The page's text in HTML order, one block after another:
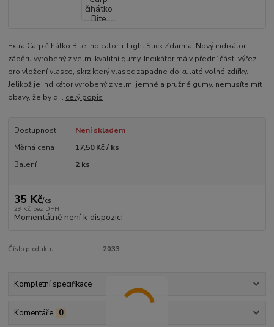
Extra Carp čihátko Bite Indicator + Light Stick Zdarma! Nový indikátor
záběru vyrobený z velmi kvalitní gumy. Indikátor má v přední části výřez
pro vložení vlasce, skrz který vlasec zapadne do kulaté volné zdířky.
Jelikož je indikátor vyrobený z velmi jemné a pružné gumy, nemusíte mít
obavy, že by d... celý popis
Dostupnost
Není skladem
Měrná cena
17,50 Kč / ks
Balení
2 ks
35 Kč/ks
29 Kč bez DPH
Momentálně není k dispozici
Číslo produktu: 2033
Kompletní specifikace
Komentáře 0